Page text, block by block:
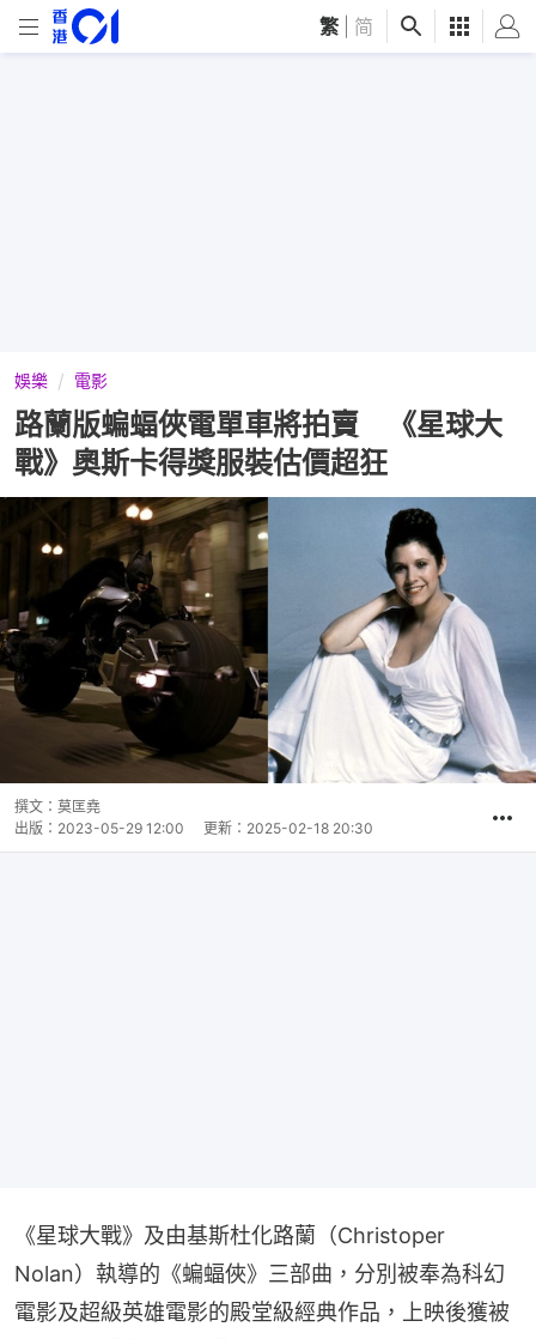
繁 简
娛樂 電影
路蘭版蝙蝠俠電單車將拍賣 《星球大
戰》奧斯卡得獎服裝估價超狂
撰文： 莫匡堯
出版： 2023-05-29 12:00 更新： 2025-02-18 20:30
《星球大戰》及由基斯杜化路蘭（Christoper
Nolan）執導的《蝙蝠俠》三部曲，分別被奉為科幻
電影及超級英雄電影的殿堂級經典作品，上映後獲被